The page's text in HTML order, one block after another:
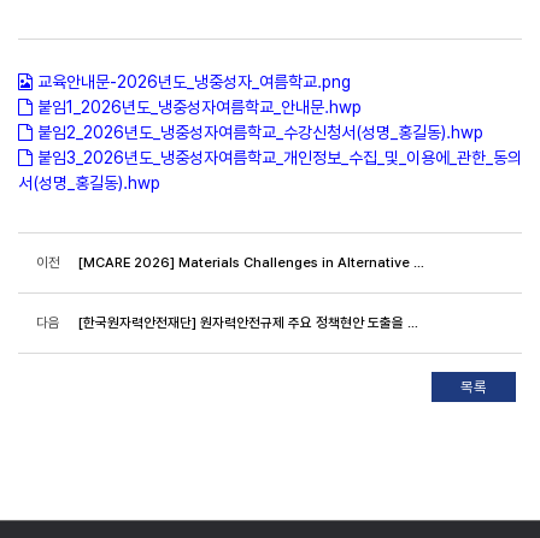
교육안내문-2026년도_냉중성자_여름학교.png
붙임1_2026년도_냉중성자여름학교_안내문.hwp
붙임2_2026년도_냉중성자여름학교_수강신청서(성명_홍길동).hwp
붙임3_2026년도_냉중성자여름학교_개인정보_수집_및_이용에_관한_동의
서(성명_홍길동).hwp
이전
다음